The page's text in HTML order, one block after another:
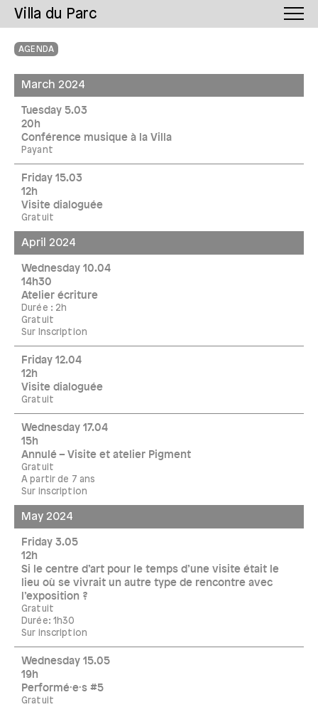
Villa du Parc
AGENDA
March 2024
Tuesday 5.03
20h
Conférence musique à la Villa
Payant
Friday 15.03
12h
Visite dialoguée
Gratuit
April 2024
Wednesday 10.04
14h30
Atelier écriture
Durée : 2h
Gratuit
Sur Inscription
Friday 12.04
12h
Visite dialoguée
Gratuit
Wednesday 17.04
15h
Annulé – Visite et atelier Pigment
Gratuit
A partir de 7 ans
Sur inscription
May 2024
Friday 3.05
12h
Si le centre d’art pour le temps d’une visite était le
lieu où se vivrait un autre type de rencontre avec
l’exposition ?
Gratuit
Durée: 1h30
Sur inscription
Wednesday 15.05
19h
Performé·e·s #5
Gratuit